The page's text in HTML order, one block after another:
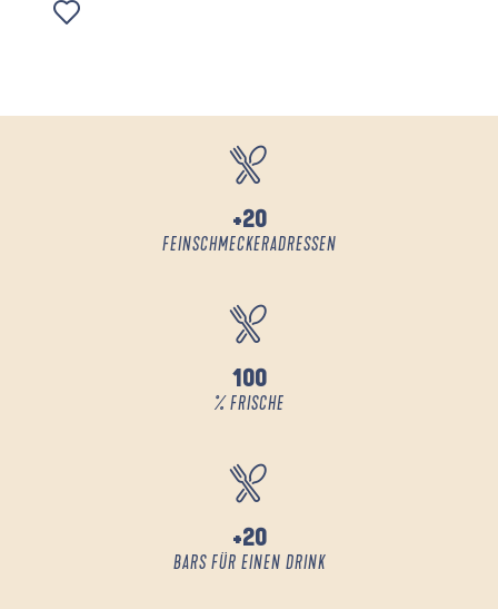
Ajouter aux favoris
+20
FEINSCHMECKERADRESSEN
100
% FRISCHE
+20
BARS FÜR EINEN DRINK